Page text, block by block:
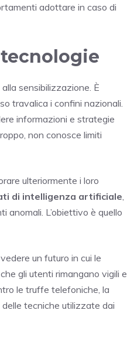
adottare in caso di
sensibilizzazione. È
travalica i confini nazionali.
informazioni e strategie
non conosce limiti
ulteriormente i loro
di intelligenza artificiale
anomali. L’obiettivo è quello
un futuro in cui le
gli utenti rimangano vigili e
le truffe telefoniche, la
tecniche utilizzate dai